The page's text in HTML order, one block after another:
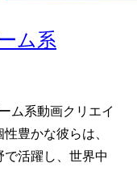
ム系
ム系動画クリエイ
豊かな彼らは、
活躍し、世界中